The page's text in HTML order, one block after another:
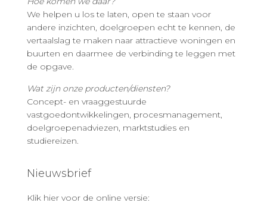
We helpen u los te laten, open te staan voor
andere inzichten, doelgroepen echt te kennen, de
vertaalslag te maken naar attractieve woningen en
buurten en daarmee de verbinding te leggen met
de opgave.
Wat zijn onze producten/diensten?
Concept- en vraaggestuurde
vastgoedontwikkelingen, procesmanagement,
doelgroepenadviezen, marktstudies en
studiereizen.
Nieuwsbrief
Klik hier voor de online versie: